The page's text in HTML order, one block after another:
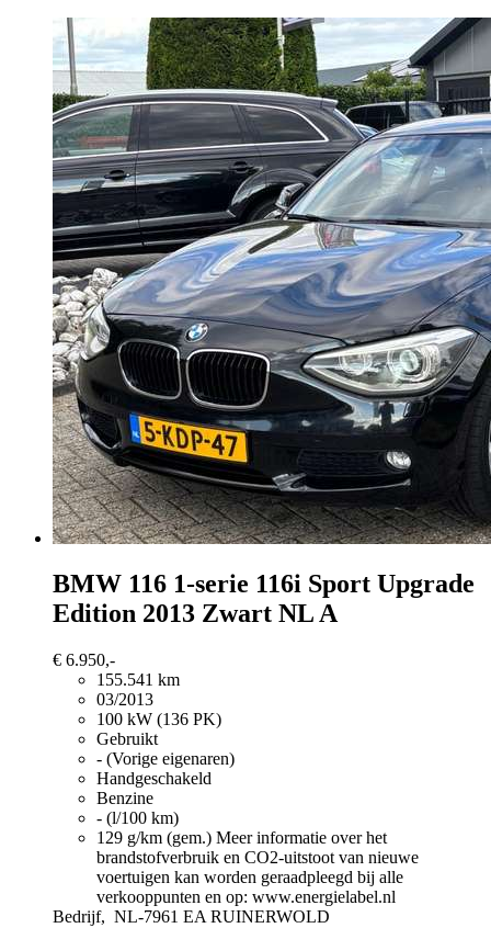
BMW 116 1-serie 116i Sport Upgrade
Edition 2013 Zwart NL A
€ 6.950,-
155.541 km
03/2013
100 kW (136 PK)
Gebruikt
- (Vorige eigenaren)
Handgeschakeld
Benzine
- (l/100 km)
129 g/km (gem.) Meer informatie over het
brandstofverbruik en CO2-uitstoot van nieuwe
voertuigen kan worden geraadpleegd bij alle
verkooppunten en op: www.energielabel.nl
Bedrijf, NL-7961 EA RUINERWOLD